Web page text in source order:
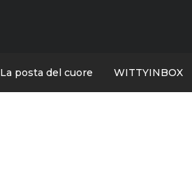
La posta del cuore WITTYINBOX